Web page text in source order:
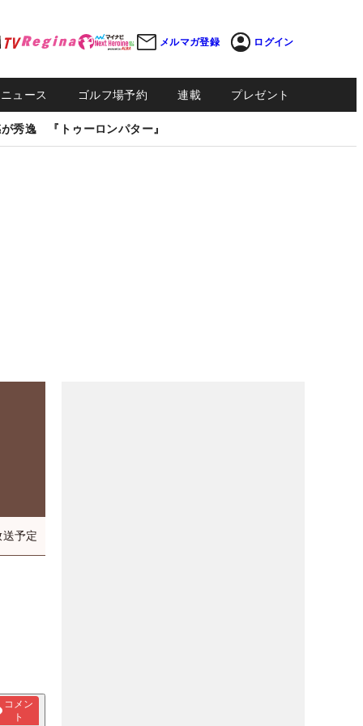
メルマガ登録 ログイン
ュース ゴルフ場予約 連載 プレゼント
秀逸 『トゥーロンパター』
予定
コメン
ト